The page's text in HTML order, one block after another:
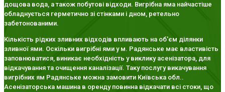
дощова вода, а також побутові відходи. Вигрібна яма найчастіше
обладнується герметично зі стінками і дном, ретельно
забетонованими.
Кількість рідких зливних відходів впливають на об'єм ділянки
зливної ями. Оскільки вигрібні ями у м. Радянське має властивість
заповнюватися, виникає необхідність у виклику асенізатора, для
відкачування та очищення каналізації. Таку послугу викачування
вигрібних ям Радянське можна замовити Київська обл..
Асенізаторська машина в оренду повинна відкачати всі стоки, що